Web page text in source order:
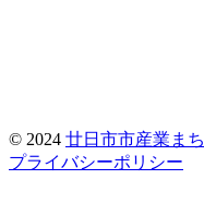
© 2024 廿日市市産業ま
プライバシーポリシー